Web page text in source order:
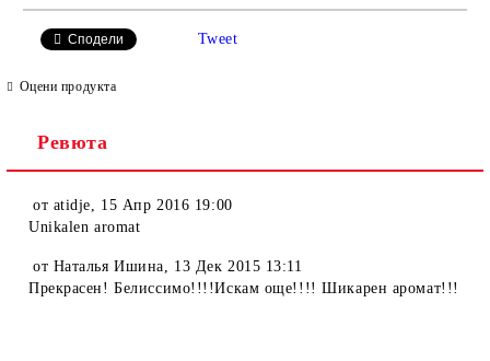
Ние ще се свържем с вас в рамките на работния ден.
Сподели Tweet
Оцени продукта
Ревюта
от atidje, 15 Апр 2016 19:00
Unikalen aromat
от Наталья Ишина, 13 Дек 2015 13:11
Прекрасен! Белиссимо!!!!Искам още!!!! Шикарен аромат!!!